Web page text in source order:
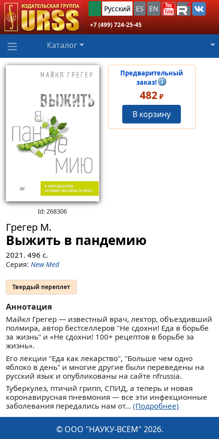
Русский ES EN
+7 (499) 724-25-45
Каталог
Id: 268306
Предварительный
заказ!
482 ₽
В корзину
Грегер М.
Выжить в пандемию
2021. 496 с.
Серия: New Med
Твердый переплет
Аннотация
Майкл Грегер — известный врач, лектор, объездивший
полмира, автор бестселлеров "Не сдохни! Еда в борьбе
за жизнь" и «Не сдохни! 100+ рецептов в борьбе за
жизнь».
Его лекции "Еда как лекарство", "Больше чем одно
яблоко в день" и многие другие были переведены на
русский язык и опубликованы на сайте nfrussia.
Туберкулез, птичий грипп, СПИД, а теперь и новая
коронавирусная пневмония — все эти инфекционные
заболевания передались нам от... (Подробнее)
© ООО "НАУКУ-ВСЕМ" 2026.